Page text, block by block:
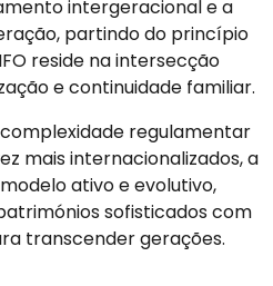
intergeracional e a
partindo do princípio
reside na intersecção
e continuidade familiar.
regulamentar
mais internacionalizados, a
ativo e evolutivo,
sofisticados com
transcender gerações.